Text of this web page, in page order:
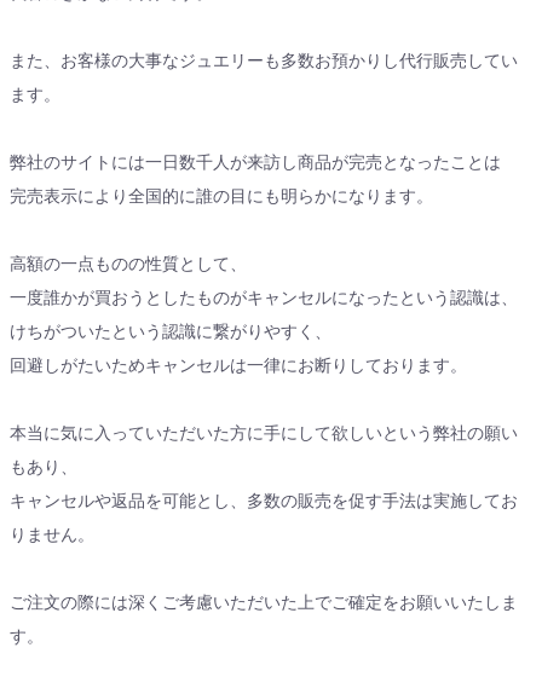
また、お客様の大事なジュエリーも多数お預かりし代行販売してい
ます。
弊社のサイトには一日数千人が来訪し商品が完売となったことは
完売表示により全国的に誰の目にも明らかになります。
高額の一点ものの性質として、
一度誰かが買おうとしたものがキャンセルになったという認識は、
けちがついたという認識に繋がりやすく、
回避しがたいためキャンセルは一律にお断りしております。
本当に気に入っていただいた方に手にして欲しいという弊社の願い
もあり、
キャンセルや返品を可能とし、多数の販売を促す手法は実施してお
りません。
ご注文の際には深くご考慮いただいた上でご確定をお願いいたしま
す。